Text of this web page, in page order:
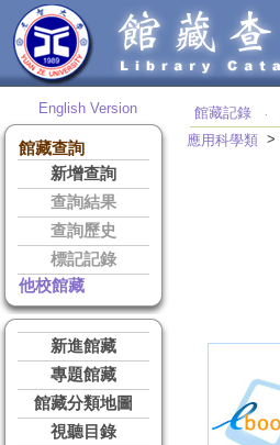
English Version
館藏查詢
新增查詢
查詢結果
查詢歷史
標記記錄
他校館藏
新進館藏
專題館藏
館藏分類地圖
視聽目錄
館藏記錄 ‧
應用科學類 >